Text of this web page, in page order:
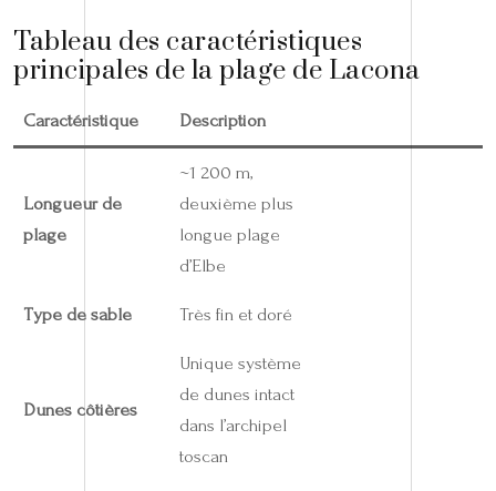
Tableau des caractéristiques
principales de la plage de Lacona
Caractéristique Description
Longueur de
plage
~1 200 m,
deuxième plus
longue plage
d’Elbe
Type de sable Très fin et doré
Dunes côtières
Unique système
de dunes intact
dans l’archipel
toscan